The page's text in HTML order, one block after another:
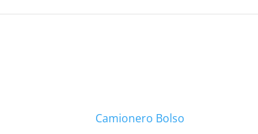
Camionero Bolso